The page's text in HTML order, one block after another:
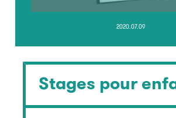
2020.07.09
Stages pour